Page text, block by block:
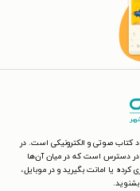
کتاب صوتی و الکترونیکی است. در
در دسترس است که در میان آن‌ها
یا امانت بگیرید و در موبایل،
بشنوید.